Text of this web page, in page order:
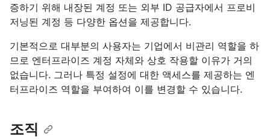
증하기 위해 내장된 계정 또는 외부 ID 공급자에서 프로비
저닝된 계정 등 다양한 옵션을 제공합니다.
기본적으로 대부분의 사용자는 기업에서 비관리 역할을 하
므로 엔터프라이즈 계정 자체와 상호 작용할 이유가 거의
없습니다. 그러나 특정 설정에 대한 액세스를 제공하는 엔
터프라이즈 역할을 부여하여 이를 변경할 수 있습니다.
조직